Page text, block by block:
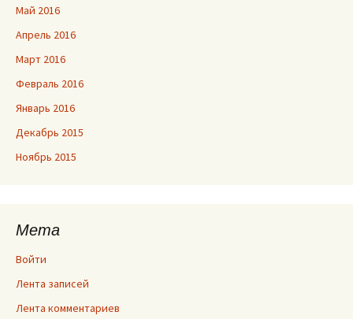
Май 2016
Апрель 2016
Март 2016
Февраль 2016
Январь 2016
Декабрь 2015
Ноябрь 2015
Мета
Войти
Лента записей
Лента комментариев